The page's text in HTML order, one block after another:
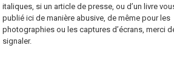
italiques, si un article de presse, ou d’un livre
publié ici de manière abusive, de même pour les
photographies ou les captures d’écrans, merci
signaler.